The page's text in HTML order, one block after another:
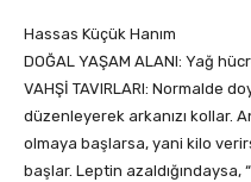
Hassas Küçük Hanım
DOĞAL YAŞAM ALANI: Yağ
VAHŞİ TAVIRLARI: Normalde
düzenleyerek arkanızı kollar.
olmaya başlarsa, yani kilo
başlar. Leptin azaldığındaysa,